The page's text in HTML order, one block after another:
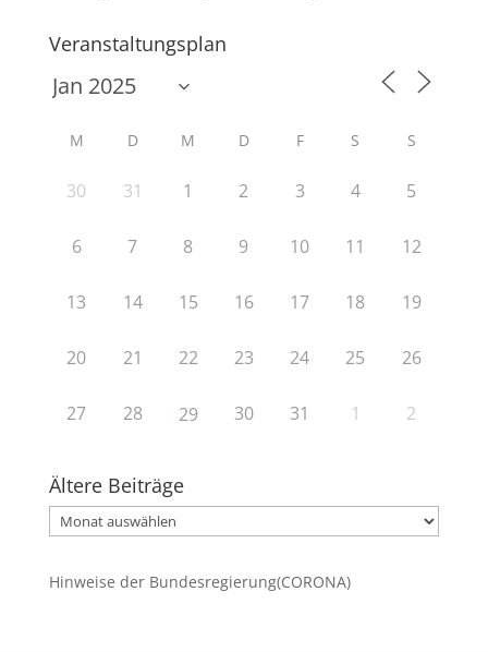
Veranstaltungsplan
M D M D F S S
30 31 1 2 3 4 5
6 7 8 9 10 11 12
13 14 15 16 17 18 19
20 21 22 23 24 25 26
27 28 29 30 31 1 2
Ältere Beiträge
Ältere
Beiträge
Hinweise der Bundesregierung(CORONA)